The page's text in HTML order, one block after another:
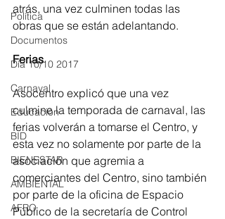
Política
Documentos
Día 10/10 2017
Carnaval
Educación
BID
BIENESTAR
AMBIENTAL
AFRO
atrás, una vez culminen todas las
obras que se están adelantando.
Ferias
Asocentro explicó que una vez
culmine la temporada de carnaval, las
ferias volverán a tomarse el Centro, y
esta vez no solamente por parte de la
asociación que agremia a
comerciantes del Centro, sino también
por parte de la oficina de Espacio
Público de la secretaría de Control